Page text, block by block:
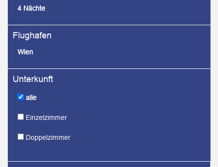
4 Nächte
Wien
alle
Einzelzimmer
Doppelzimmer